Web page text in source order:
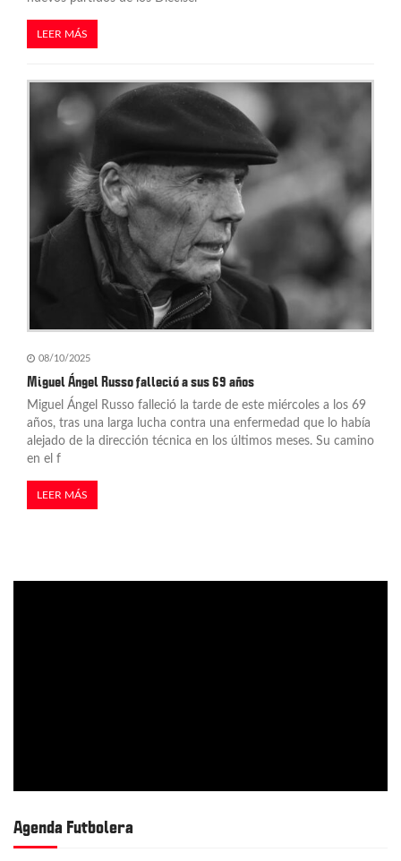
LEER MÁS
08/10/2025
Miguel Ángel Russo falleció a sus 69 años
Miguel Ángel Russo falleció la tarde de este miércoles a los 69
años, tras una larga lucha contra una enfermedad que lo había
alejado de la dirección técnica en los últimos meses. Su camino
en el f
LEER MÁS
Agenda Futbolera